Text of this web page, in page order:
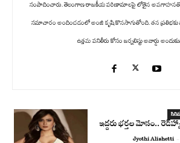
సంపాదించారు. తెలంగాణ రాజకీయ పరిణామాలపై లోతైన అవగాహనతో
సమాచారం అందించడంలో అంజి కృషి కొనసాగుతోంది. తన ప్రతిభకు
ఉత్తమ పనితీరు కోసం జర్నలిస్టు అవార్డు
ఇద్దరు భర్తల మోసం..
Jyothi Alishetti -